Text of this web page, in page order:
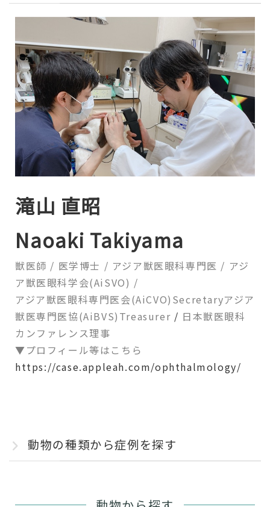
滝山 直昭
Naoaki Takiyama
獣医師 / 医学博士 / アジア獣医眼科専門医 / アジ
ア獣医眼科学会(AiSVO) /
アジア獣医眼科専門医会(AiCVO)Secretaryアジア
獣医専門医協(AiBVS)Treasurer / 日本獣医眼科
カンファレンス理事
▼プロフィール等はこちら
https://case.appleah.com/ophthalmology/
動物の種類から症例を探す